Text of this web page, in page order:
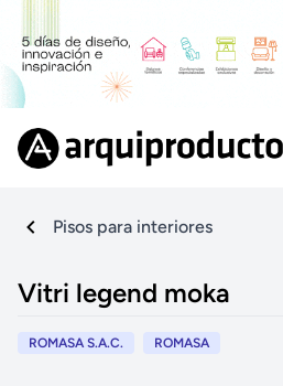
Pisos para interiores
Vitri legend moka
ROMASA S.A.C. ROMASA